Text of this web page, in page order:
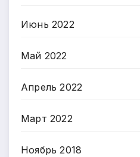
Июнь 2022
Май 2022
Апрель 2022
Март 2022
Ноябрь 2018